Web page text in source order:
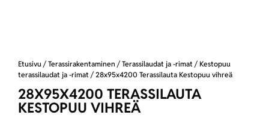
Etusivu / Terassirakentaminen / Terassilaudat ja -rimat / Kestopuu
terassilaudat ja -rimat / 28x95x4200 Terassilauta Kestopuu vihreä
28X95X4200 TERASSILAUTA
KESTOPUU VIHREÄ